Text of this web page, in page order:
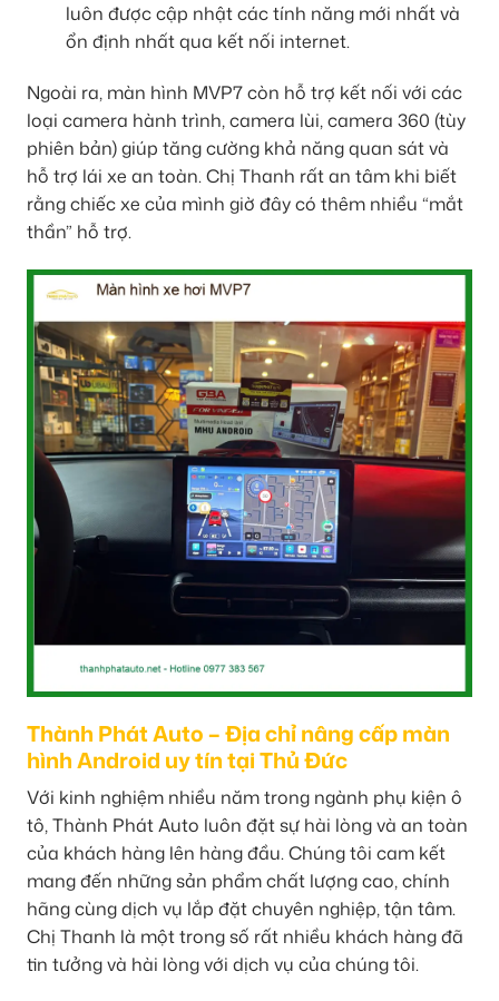
luôn được cập nhật các tính năng mới nhất và
ổn định nhất qua kết nối internet.
Ngoài ra, màn hình MVP7 còn hỗ trợ kết nối với các
loại camera hành trình, camera lùi, camera 360 (tùy
phiên bản) giúp tăng cường khả năng quan sát và
hỗ trợ lái xe an toàn. Chị Thanh rất an tâm khi biết
rằng chiếc xe của mình giờ đây có thêm nhiều “mắt
thần” hỗ trợ.
Thành Phát Auto – Địa chỉ nâng cấp màn
hình Android uy tín tại Thủ Đức
Với kinh nghiệm nhiều năm trong ngành phụ kiện ô
tô, Thành Phát Auto luôn đặt sự hài lòng và an toàn
của khách hàng lên hàng đầu. Chúng tôi cam kết
mang đến những sản phẩm chất lượng cao, chính
hãng cùng dịch vụ lắp đặt chuyên nghiệp, tận tâm.
Chị Thanh là một trong số rất nhiều khách hàng đã
tin tưởng và hài lòng với dịch vụ của chúng tôi.